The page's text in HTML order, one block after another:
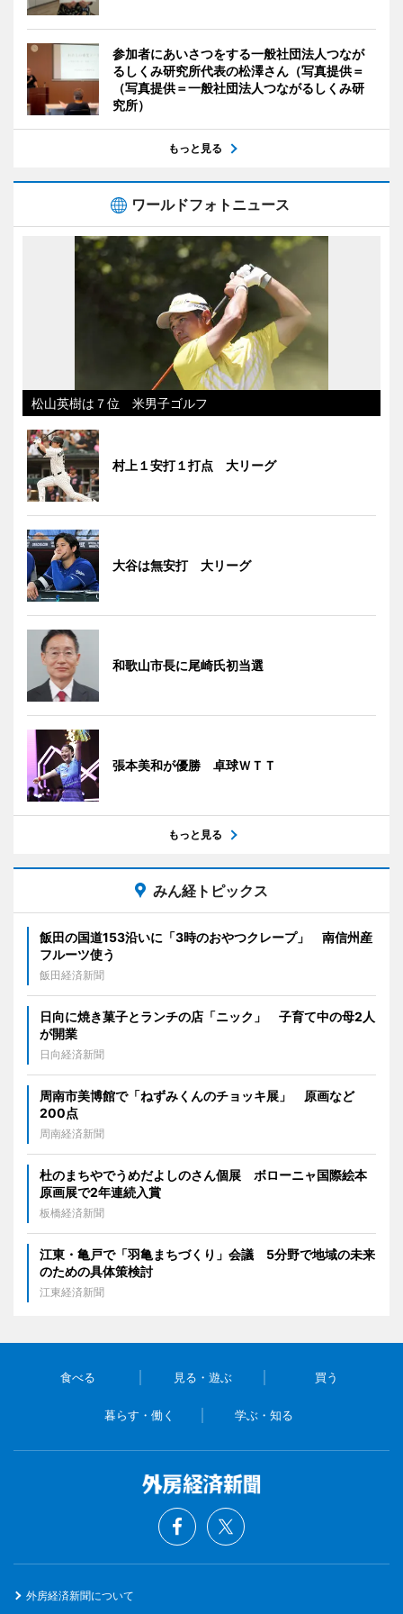
参加者にあいさつをする一般社団法人つなが
るしくみ研究所代表の松澤さん（写真提供＝
（写真提供＝一般社団法人つながるしくみ研
究所）
もっと見る
ワールドフォトニュース
松山英樹は７位 米男子ゴルフ
村上１安打１打点 大リーグ
大谷は無安打 大リーグ
和歌山市長に尾崎氏初当選
張本美和が優勝 卓球ＷＴＴ
もっと見る
みん経トピックス
飯田の国道153沿いに「3時のおやつクレープ」 南信州産
フルーツ使う
飯田経済新聞
日向に焼き菓子とランチの店「ニック」 子育て中の母2人
が開業
日向経済新聞
周南市美博館で「ねずみくんのチョッキ展」 原画など
200点
周南経済新聞
杜のまちやでうめだよしのさん個展 ボローニャ国際絵本
原画展で2年連続入賞
板橋経済新聞
江東・亀戸で「羽亀まちづくり」会議 5分野で地域の未来
のための具体策検討
江東経済新聞
食べる 見る・遊ぶ 買う
暮らす・働く 学ぶ・知る
外房経済新聞について